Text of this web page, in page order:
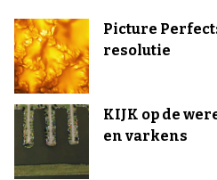
Picture
resolutie
KIJK op de
en varkens